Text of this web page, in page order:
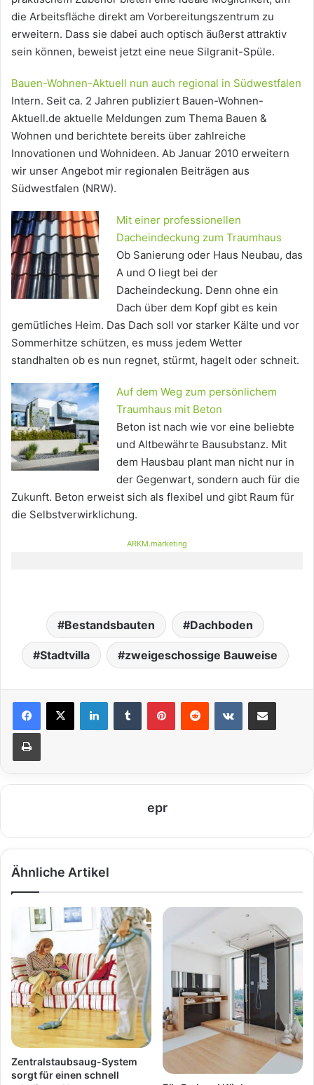
die Arbeitsfläche direkt am Vorbereitungszentrum zu
erweitern. Dass sie dabei auch optisch äußerst attraktiv
sein können, beweist jetzt eine neue Silgranit-Spüle.
Bauen-Wohnen-Aktuell nun auch regional in Südwestfalen
Intern. Seit ca. 2 Jahren publiziert Bauen-Wohnen-
Aktuell.de aktuelle Meldungen zum Thema Bauen &
Wohnen und berichtete bereits über zahlreiche
Innovationen und Wohnideen. Ab Januar 2010 erweitern
wir unser Angebot mir regionalen Beiträgen aus
Südwestfalen (NRW).
Mit einer professionellen
Dacheindeckung zum Traumhaus
Ob Sanierung oder Haus Neubau, das
A und O liegt bei der
Dacheindeckung. Denn ohne ein
Dach über dem Kopf gibt es kein
gemütliches Heim. Das Dach soll vor starker Kälte und vor
Sommerhitze schützen, es muss jedem Wetter
standhalten ob es nun regnet, stürmt, hagelt oder schneit.
Auf dem Weg zum persönlichem
Traumhaus mit Beton
Beton ist nach wie vor eine beliebte
und Altbewährte Bausubstanz. Mit
dem Hausbau plant man nicht nur in
der Gegenwart, sondern auch für die
Zukunft. Beton erweist sich als flexibel und gibt Raum für
die Selbstverwirklichung.
ARKM.marketing
Bestandsbauten Dachboden
Stadtvilla zweigeschossige Bauweise
epr
Ähnliche Artikel
Zentralstaubsaug-System
sorgt für einen schnell